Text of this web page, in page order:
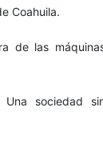
Coahuila.
de las
Una sociedad